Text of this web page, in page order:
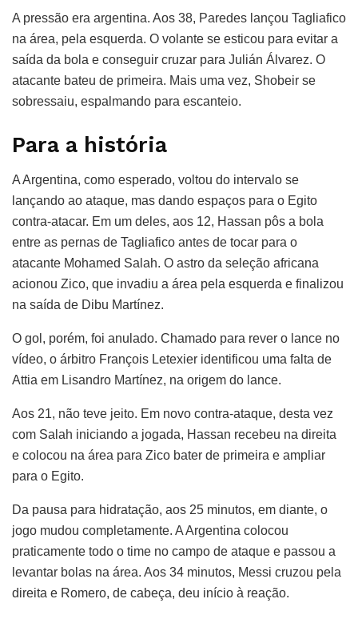
A pressão era argentina. Aos 38, Paredes lançou Tagliafico
na área, pela esquerda. O volante se esticou para evitar a
saída da bola e conseguir cruzar para Julián Álvarez. O
atacante bateu de primeira. Mais uma vez, Shobeir se
sobressaiu, espalmando para escanteio.
Para a história
A Argentina, como esperado, voltou do intervalo se
lançando ao ataque, mas dando espaços para o Egito
contra-atacar. Em um deles, aos 12, Hassan pôs a bola
entre as pernas de Tagliafico antes de tocar para o
atacante Mohamed Salah. O astro da seleção africana
acionou Zico, que invadiu a área pela esquerda e finalizou
na saída de Dibu Martínez.
O gol, porém, foi anulado. Chamado para rever o lance no
vídeo, o árbitro François Letexier identificou uma falta de
Attia em Lisandro Martínez, na origem do lance.
Aos 21, não teve jeito. Em novo contra-ataque, desta vez
com Salah iniciando a jogada, Hassan recebeu na direita
e colocou na área para Zico bater de primeira e ampliar
para o Egito.
Da pausa para hidratação, aos 25 minutos, em diante, o
jogo mudou completamente. A Argentina colocou
praticamente todo o time no campo de ataque e passou a
levantar bolas na área. Aos 34 minutos, Messi cruzou pela
direita e Romero, de cabeça, deu início à reação.